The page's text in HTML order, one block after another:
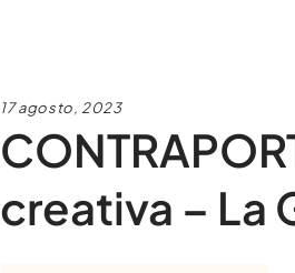
17 agosto, 2023
creativa – La